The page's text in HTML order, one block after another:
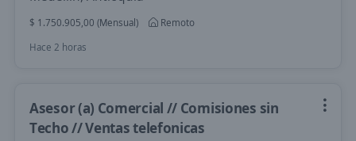
$ 1.750.905,00 (Mensual)
Remoto
Hace 2 horas
Asesor (a) Comercial // Comisiones sin
Techo // Ventas telefonicas